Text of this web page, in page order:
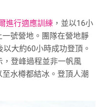
進行適應訓練 ，並以16小
號營地。團隊在營地靜
大約60小時成功登頂。
登峰過程並非一帆風
水樽都結冰。登頂人潮